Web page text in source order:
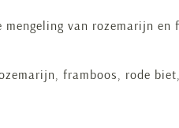
van rozemarijn en
framboos, rode